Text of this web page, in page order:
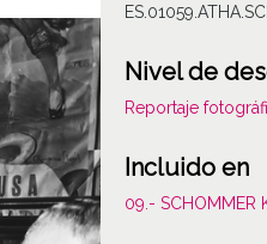
Nivel de
Reportaje
Incluido en
09.- SCHOMMER